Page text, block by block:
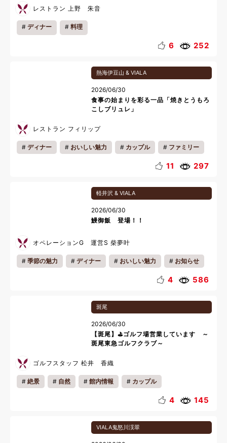
レストラン 上野 朱音
ディナー 料理
6 252
熱海伊豆山 & VIALA
2026/06/30
食事の始まりを彩る一品「焼きとうもろ
こしブリュレ」
レストラン フィリップ
ディナー おいしい魅力 カップル ファミリー
夜
11 297
軽井沢 & VIALA
2026/06/30
鰻御飯 登場！！
オペレーションG 運営S 柴夢叶
季節の魅力 ディナー おいしい魅力 お知らせ
4 586
斑尾
2026/06/30
【斑尾】⛳ゴルフ場営業しています ～
斑尾東急ゴルフクラブ～
ゴルフスタッフ 松井 香織
絶景 自然 館内情報 カップル
4 145
VIALA鬼怒川渓翠